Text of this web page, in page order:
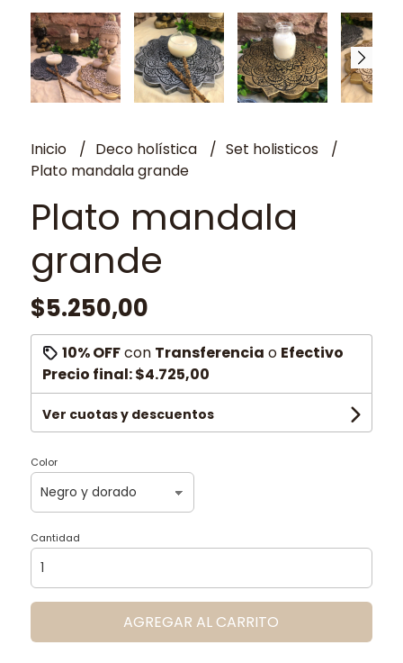
Inicio Deco holística
Set holisticos
Plato mandala grande
Plato mandala
grande
$5.250,00
10% OFFcon Transferencia o Efectivo
Precio final:$4.725,00
Ver cuotas y descuentos
Color
Cantidad
AGREGAR AL CARRITO